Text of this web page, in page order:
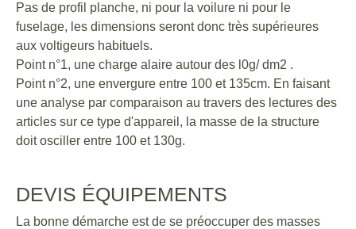
Pas de profil planche, ni pour la voilure ni pour le
fuselage, les dimensions seront donc très supérieures
aux voltigeurs habituels.
Point n°1, une charge alaire autour des l0g/ dm2 .
Point n°2, une envergure entre 100 et 135cm. En faisant
une analyse par comparaison au travers des lectures des
articles sur ce type d'appareil, la masse de la structure
doit osciller entre 100 et 130g.
DEVIS ÉQUIPEMENTS
La bonne démarche est de se préoccuper des masses